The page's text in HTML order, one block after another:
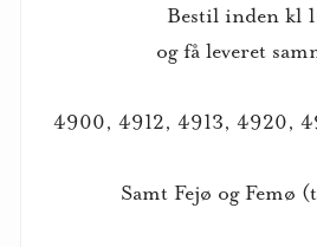
Bestil inden kl
og få leveret
4900, 4912, 4913, 4920,
Samt Fejø og Femø